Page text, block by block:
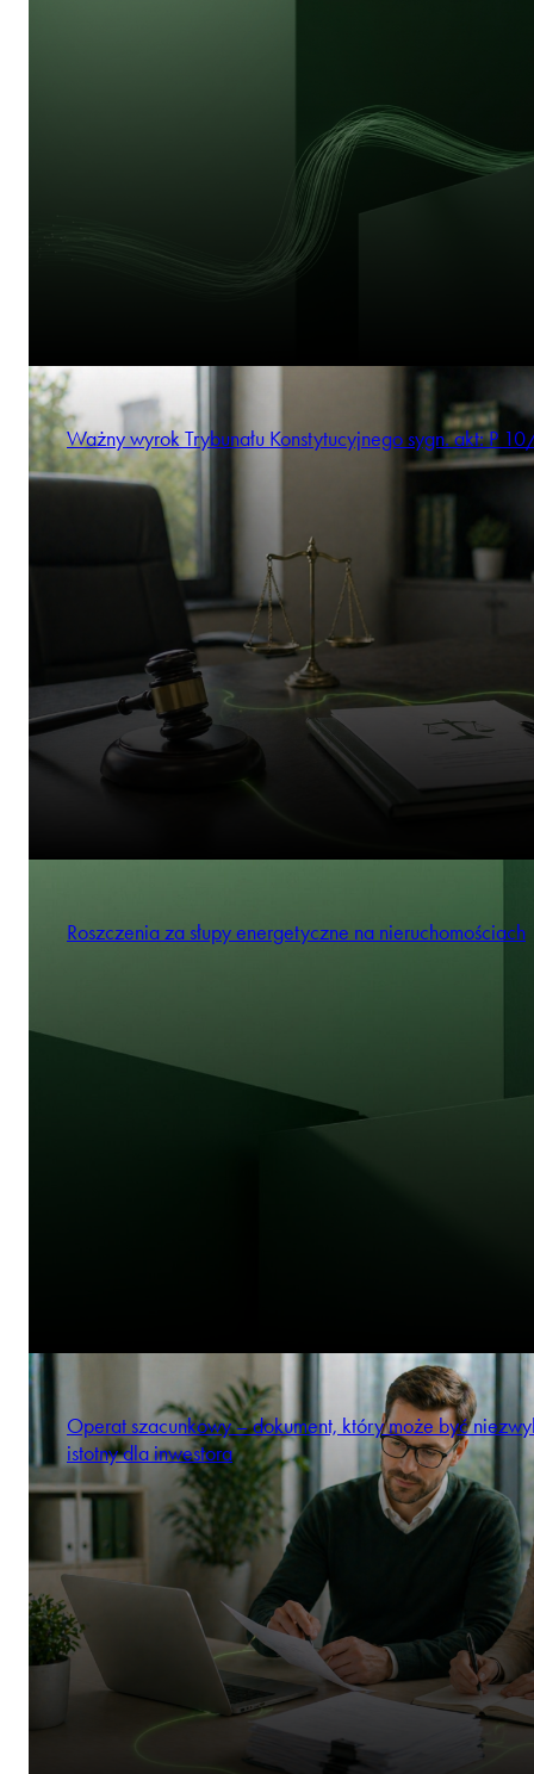
Ważny wyrok Trybunału Konstytucyjnego sygn. akt: P
Roszczenia za słupy energetyczne na nieruchomościach
Operat szacunkowy – dokument, który może być
istotny dla inwestora